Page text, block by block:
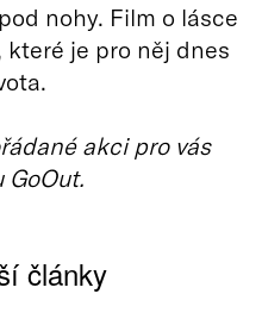
nohy. Film o lásce
které je pro něj dnes
akci pro vás
GoOut.
články